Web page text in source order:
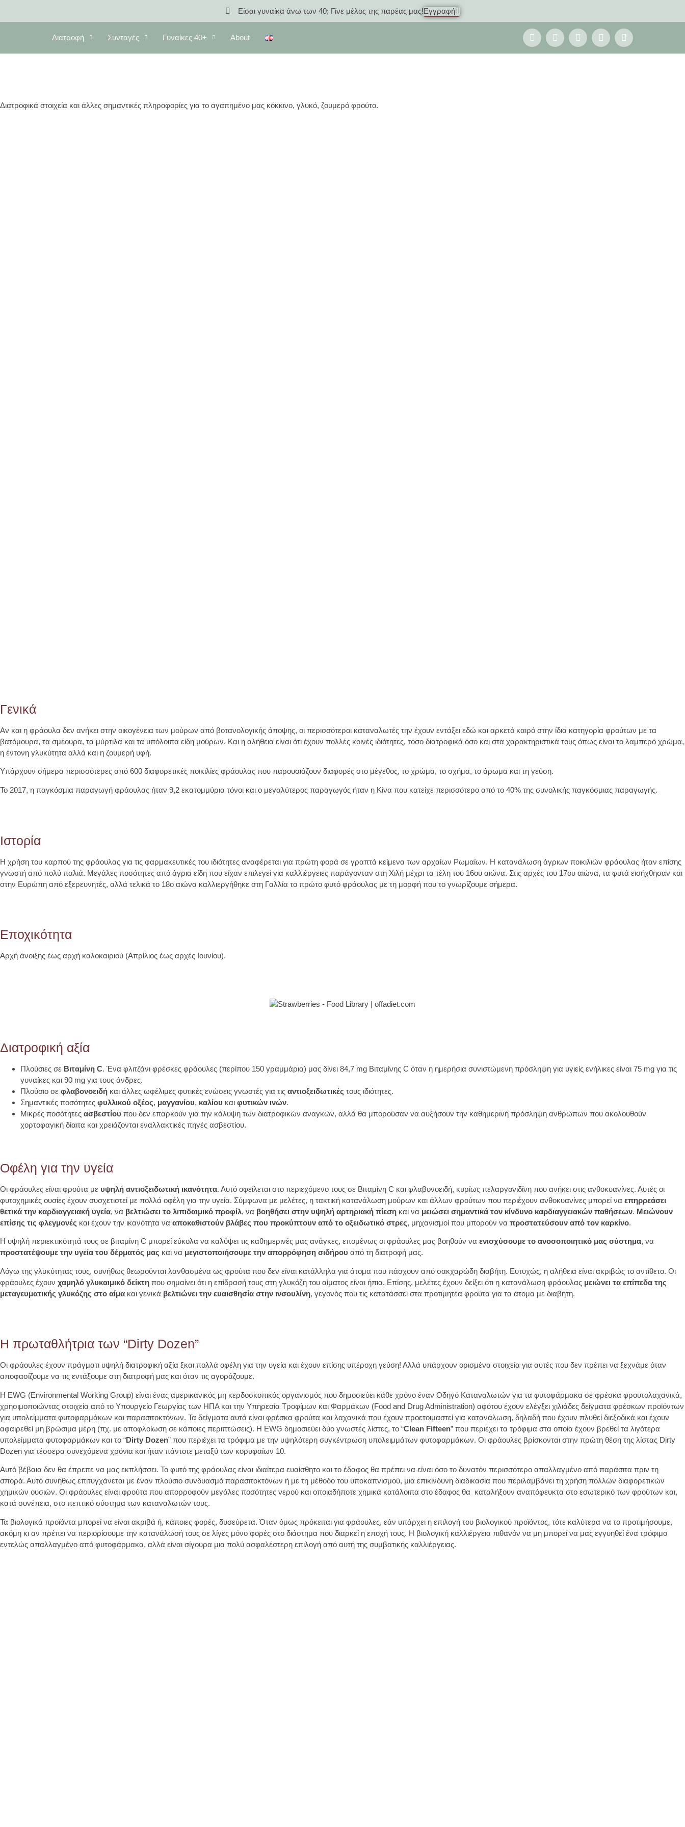
Είσαι γυναίκα άνω των 40; Γίνε μέλος της παρέας μας!Εγγραφή
Διατροφή Συνταγές Γυναίκες 40+ About
Διατροφικά στοιχεία και άλλες σημαντικές πληροφορίες για το αγαπημένο μας κόκκινο, γλυκό, ζουμερό φρούτο.
Γενικά
Αν και η φράουλα δεν ανήκει στην οικογένεια των μούρων από βοτανολογικής άποψης, οι περισσότεροι καταναλωτές την έχουν εντάξει εδώ και αρκετό καιρό στην ίδια κατηγορία φρούτων με τα
βατόμουρα, τα σμέουρα, τα μύρτιλα και τα υπόλοιπα είδη μούρων. Και η αλήθεια είναι ότι έχουν πολλές κοινές ιδιότητες, τόσο διατροφικά όσο και στα χαρακτηριστικά τους όπως είναι το λαμπερό χρώμα,
η έντονη γλυκύτητα αλλά και η ζουμερή υφή.
Υπάρχουν σήμερα περισσότερες από 600 διαφορετικές ποικιλίες φράουλας που παρουσιάζουν διαφορές στο μέγεθος, το χρώμα, το σχήμα, το άρωμα και τη γεύση.
Το 2017, η παγκόσμια παραγωγή φράουλας ήταν 9,2 εκατομμύρια τόνοι και ο μεγαλύτερος παραγωγός ήταν η Κίνα που κατείχε περισσότερο από το 40% της συνολικής παγκόσμιας παραγωγής.
Ιστορία
Η χρήση του καρπού της φράουλας για τις φαρμακευτικές του ιδιότητες αναφέρεται για πρώτη φορά σε γραπτά κείμενα των αρχαίων Ρωμαίων. Η κατανάλωση άγριων ποικιλιών φράουλας ήταν επίσης
γνωστή από πολύ παλιά. Μεγάλες ποσότητες από άγρια είδη που είχαν επιλεγεί για καλλιέργειες παράγονταν στη Χιλή μέχρι τα τέλη του 16ου αιώνα. Στις αρχές του 17ου αιώνα, τα φυτά εισήχθησαν και
στην Ευρώπη από εξερευνητές, αλλά τελικά το 18ο αιώνα καλλιεργήθηκε στη Γαλλία το πρώτο φυτό φράουλας με τη μορφή που το γνωρίζουμε σήμερα.
Εποχικότητα
Αρχή άνοιξης έως αρχή καλοκαιριού (Απρίλιος έως αρχές Ιουνίου).
Διατροφική αξία
Πλούσιες σε Βιταμίνη C. Ένα φλιτζάνι φρέσκες φράουλες (περίπου 150 γραμμάρια) μας δίνει 84,7 mg Βιταμίνης C όταν η ημερήσια συνιστώμενη πρόσληψη για υγιείς ενήλικες είναι 75 mg για τις
γυναίκες και 90 mg για τους άνδρες.
Πλούσιο σε φλαβονοειδή και άλλες ωφέλιμες φυτικές ενώσεις γνωστές για τις αντιοξειδωτικές τους ιδιότητες.
Σημαντικές ποσότητες φυλλικού οξέος, μαγγανίου, καλίου και φυτικών ινών.
Μικρές ποσότητες ασβεστίου που δεν επαρκούν για την κάλυψη των διατροφικών αναγκών, αλλά θα μπορούσαν να αυξήσουν την καθημερινή πρόσληψη ανθρώπων που ακολουθούν
χορτοφαγική δίαιτα και χρειάζονται εναλλακτικές πηγές ασβεστίου.
Οφέλη για την υγεία
Οι φράουλες είναι φρούτα με υψηλή αντιοξειδωτική ικανότητα. Αυτό οφείλεται στο περιεχόμενο τους σε Βιταμίνη C και φλαβονοειδή, κυρίως πελαργονιδίνη που ανήκει στις ανθοκυανίνες. Αυτές οι
φυτοχημικές ουσίες έχουν συσχετιστεί με πολλά οφέλη για την υγεία. Σύμφωνα με μελέτες, η τακτική κατανάλωση μούρων και άλλων φρούτων που περιέχουν ανθοκυανίνες μπορεί να επηρρεάσει
θετικά την καρδιαγγειακή υγεία, να βελτιώσει το λιπιδαιμικό προφίλ, να βοηθήσει στην υψηλή αρτηριακή πίεση και να μειώσει σημαντικά τον κίνδυνο καρδιαγγειακών παθήσεων. Μειώνουν
επίσης τις φλεγμονές και έχουν την ικανότητα να αποκαθιστούν βλάβες που προκύπτουν από το οξειδωτικό στρες, μηχανισμοί που μπορούν να προστατεύσουν από τον καρκίνο.
Η υψηλή περιεκτικότητά τους σε βιταμίνη C μπορεί εύκολα να καλύψει τις καθημερινές μας ανάγκες, επομένως οι φράουλες μας βοηθούν να ενισχύσουμε το ανοσοποιητικό μας σύστημα, να
προστατέψουμε την υγεία του δέρματός μας και να μεγιστοποιήσουμε την απορρόφηση σιδήρου από τη διατροφή μας.
Λόγω της γλυκύτητας τους, συνήθως θεωρούνται λανθασμένα ως φρούτα που δεν είναι κατάλληλα για άτομα που πάσχουν από σακχαρώδη διαβήτη. Ευτυχώς, η αλήθεια είναι ακριβώς το αντίθετο. Οι
φράουλες έχουν χαμηλό γλυκαιμικό δείκτη που σημαίνει ότι η επίδρασή τους στη γλυκόζη του αίματος είναι ήπια. Επίσης, μελέτες έχουν δείξει ότι η κατανάλωση φράουλας μειώνει τα επίπεδα της
μεταγευματικής γλυκόζης στο αίμα και γενικά βελτιώνει την ευαισθησία στην ινσουλίνη, γεγονός που τις κατατάσσει στα προτιμητέα φρούτα για τα άτομα με διαβήτη.
Η πρωταθλήτρια των “Dirty Dozen”
Οι φράουλες έχουν πράγματι υψηλή διατροφική αξία ξκαι πολλά οφέλη για την υγεία και έχουν επίσης υπέροχη γεύση! Αλλά υπάρχουν ορισμένα στοιχεία για αυτές που δεν πρέπει να ξεχνάμε όταν
αποφασίζουμε να τις εντάξουμε στη διατροφή μας και όταν τις αγοράζουμε.
Η EWG (Environmental Working Group) είναι ένας αμερικανικός μη κερδοσκοπικός οργανισμός που δημοσιεύει κάθε χρόνο έναν Οδηγό Καταναλωτών για τα φυτοφάρμακα σε φρέσκα φρουτολαχανικά,
χρησιμοποιώντας στοιχεία από το Υπουργείο Γεωργίας των ΗΠΑ και την Υπηρεσία Τροφίμων και Φαρμάκων (Food and Drug Administration) αφότου έχουν ελέγξει χιλιάδες δείγματα φρέσκων προϊόντων
για υπολείμματα φυτοφαρμάκων και παρασιτοκτόνων. Τα δείγματα αυτά είναι φρέσκα φρούτα και λαχανικά που έχουν προετοιμαστεί για κατανάλωση, δηλαδή που έχουν πλυθεί διεξοδικά και έχουν
αφαιρεθεί μη βρώσιμα μέρη (πχ. με αποφλοίωση σε κάποιες περιπτώσεις). Η EWG δημοσιεύει δύο γνωστές λίστες, το “Clean Fifteen” που περιέχει τα τρόφιμα στα οποία έχουν βρεθεί τα λιγότερα
υπολείμματα φυτοφαρμάκων και το “Dirty Dozen” που περιέχει τα τρόφιμα με την υψηλότερη συγκέντρωση υπολειμμάτων φυτοφαρμάκων. Οι φράουλες βρίσκονται στην πρώτη θέση της λίστας Dirty
Dozen για τέσσερα συνεχόμενα χρόνια και ήταν πάντοτε μεταξύ των κορυφαίων 10.
Αυτό βέβαια δεν θα έπρεπε να μας εκπλήσσει. Το φυτό της φράουλας είναι ιδιαίτερα ευαίσθητο και το έδαφος θα πρέπει να είναι όσο το δυνατόν περισσότερο απαλλαγμένο από παράσιτα πριν τη
σπορά. Αυτό συνήθως επιτυγχάνεται με έναν πλούσιο συνδυασμό παρασιτοκτόνων ή με τη μέθοδο του υποκαπνισμού, μια επικίνδυνη διαδικασία που περιλαμβάνει τη χρήση πολλών διαφορετικών
χημικών ουσιών. Οι φράουλες είναι φρούτα που απορροφούν μεγάλες ποσότητες νερού και οποιαδήποτε χημικά κατάλοιπα στο έδαφος θα καταλήξουν αναπόφευκτα στο εσωτερικό των φρούτων και,
κατά συνέπεια, στο πεπτικό σύστημα των καταναλωτών τους.
Τα βιολογικά προϊόντα μπορεί να είναι ακριβά ή, κάποιες φορές, δυσεύρετα. Όταν όμως πρόκειται για φράουλες, εάν υπάρχει η επιλογή του βιολογικού προϊόντος, τότε καλύτερα να το προτιμήσουμε,
ακόμη κι αν πρέπει να περιορίσουμε την κατανάλωσή τους σε λίγες μόνο φορές στο διάστημα που διαρκεί η εποχή τους. Η βιολογική καλλιέργεια πιθανόν να μη μπορεί να μας εγγυηθεί ένα τρόφιμο
εντελώς απαλλαγμένο από φυτοφάρμακα, αλλά είναι σίγουρα μια πολύ ασφαλέστερη επιλογή από αυτή της συμβατικής καλλιέργειας.